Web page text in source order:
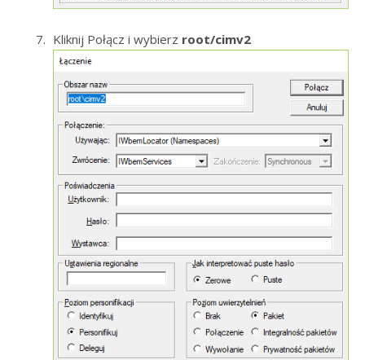
Kliknij Połącz i wybierz root/cimv2